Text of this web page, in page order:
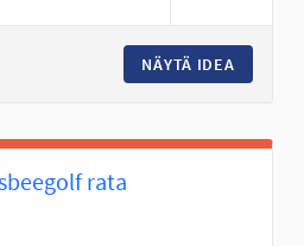
NÄYTÄ IDEA
rata